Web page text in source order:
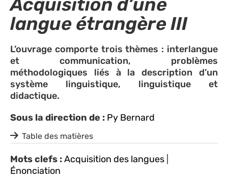
langue étrangère III
L’ouvrage comporte trois thèmes : interlangue
et communication, problèmes
méthodologiques liés à la description d’un
système linguistique, linguistique et
didactique.
Sous la direction de : Py Bernard
Table des matières
Mots clefs :Acquisition des langues
Énonciation